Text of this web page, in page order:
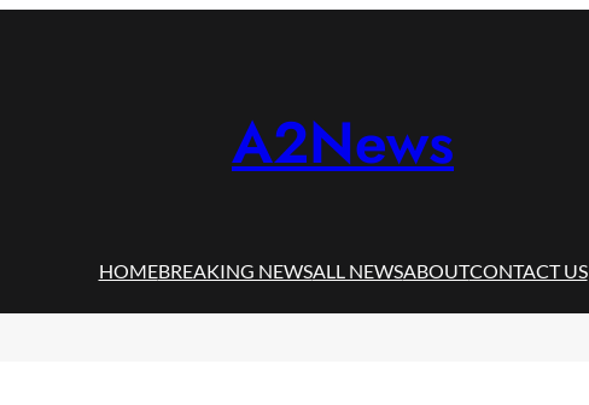
A2News
HOMEBREAKING NEWSALL NEWSABOUTCONTACT US